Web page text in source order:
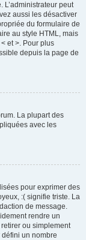
L’administrateur peut
aussi les désactiver
du formulaire de
au style HTML, mais
et >. Pour plus
depuis la page de
La plupart des
avec les
pour exprimer des
:( signifie triste. La
de message.
rendre un
ou simplement
défini un nombre